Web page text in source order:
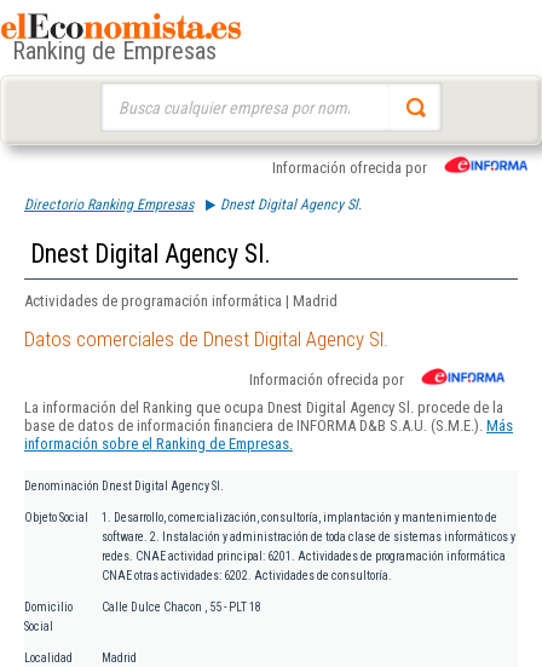
Ranking de Empresas
Información ofrecida por
Directorio Ranking Empresas Dnest Digital Agency Sl.
Dnest Digital Agency Sl.
Actividades de programación informática | Madrid
Datos comerciales de Dnest Digital Agency Sl.
Información ofrecida por
La información del Ranking que ocupa Dnest Digital Agency Sl. procede de la
base de datos de información financiera de INFORMA D&B S.A.U. (S.M.E.). Más
información sobre el Ranking de Empresas.
Denominación Dnest Digital Agency Sl.
Objeto Social
1. Desarrollo, comercialización, consultoría, implantación y mantenimiento de
software. 2. Instalación y administración de toda clase de sistemas informáticos y
redes. CNAE actividad principal: 6201. Actividades de programación informática
CNAE otras actividades: 6202. Actividades de consultoría.
Domicilio
Social
Calle Dulce Chacon , 55 - PLT 18
Localidad Madrid